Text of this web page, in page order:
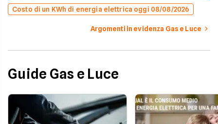
Costo di un KWh di energia elettrica oggi 08/08/2026
Argomenti in evidenza Gas e Luce
Guide Gas e Luce